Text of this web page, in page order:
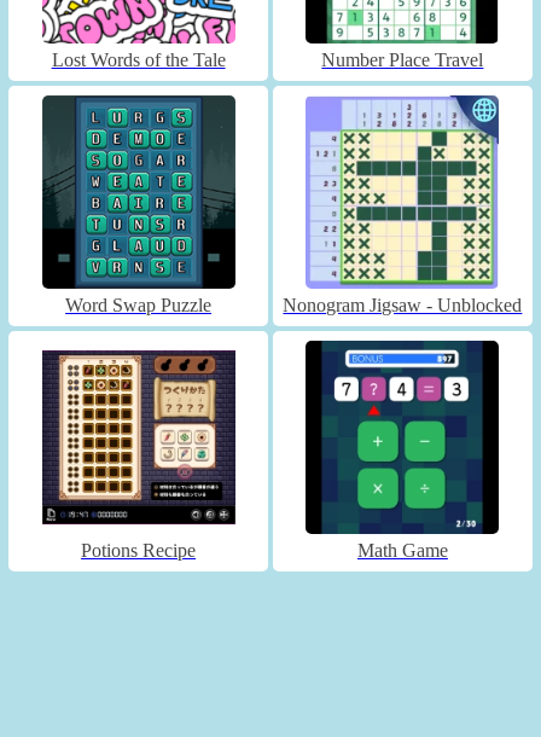
Lost Words of the Tale Number Place Travel
Word Swap Puzzle Nonogram Jigsaw - Unblocked
Potions Recipe Math Game